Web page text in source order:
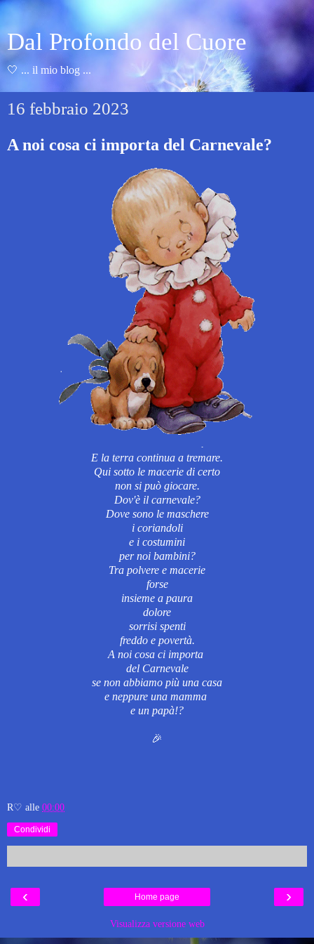
Dal Profondo del Cuore
🤍 ... il mio blog ...
16 febbraio 2023
A noi cosa ci importa del Carnevale?
E la terra continua a tremare.
Qui sotto le macerie di certo
non si può giocare.
Dov'è il carnevale?
Dove sono le maschere
i coriandoli
e i costumini
per noi bambini?
Tra polvere e macerie
forse
insieme a paura
dolore
sorrisi spenti
freddo e povertà.
A noi cosa ci importa
del Carnevale
se non abbiamo più una casa
e neppure una mamma
e un papà!?
🎉
R♡ alle 00:00
Condividi
‹ ›
Home page
Visualizza versione web